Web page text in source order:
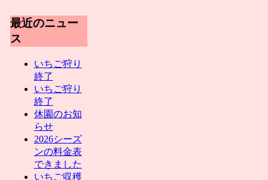
最近のニュー
ス
いちご狩り
終了
いちご狩り
終了
休園のお知
らせ
2026シーズ
ンの料金表
できました
いちご収穫